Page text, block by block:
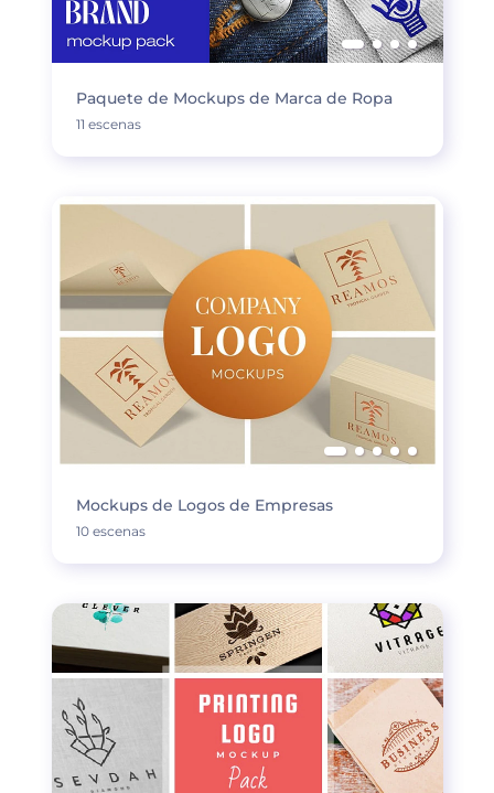
Paquete de Mockups de Marca de Ropa
11 escenas
Mockups de Logos de Empresas
10 escenas